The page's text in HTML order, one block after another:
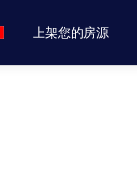
上架您的房源